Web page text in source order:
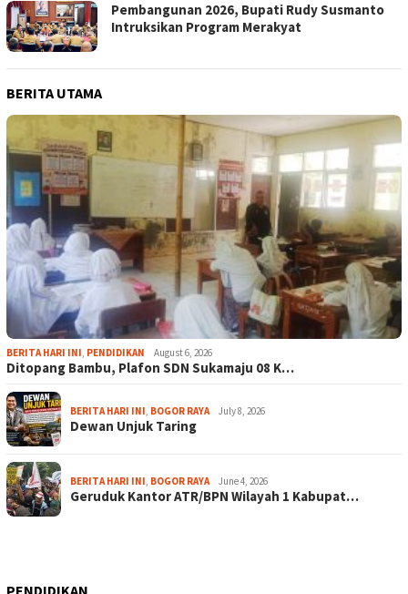
Pembangunan 2026, Bupati Rudy Susmanto
Intruksikan Program Merakyat
BERITA UTAMA
BERITA HARI INI, PENDIDIKAN August 6, 2026
Ditopang Bambu, Plafon SDN Sukamaju 08 K…
BERITA HARI INI, BOGOR RAYA July 8, 2026
Dewan Unjuk Taring
BERITA HARI INI, BOGOR RAYA June 4, 2026
Geruduk Kantor ATR/BPN Wilayah 1 Kabupat…
PENDIDIKAN